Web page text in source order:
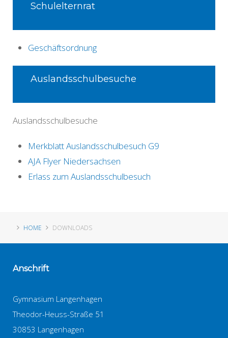
Schulelternrat
Geschäftsordnung
Auslandsschulbesuche
Auslandsschulbesuche
Merkblatt Auslandsschulbesuch G9
AJA Flyer Niedersachsen
Erlass zum Auslandsschulbesuch
HOME DOWNLOADS
Anschrift
Gymnasium Langenhagen
Theodor-Heuss-Straße 51
30853 Langenhagen